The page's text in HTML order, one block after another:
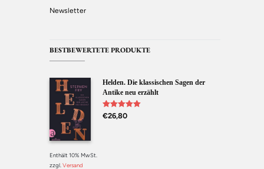
Newsletter
BESTBEWERTETE PRODUKTE
Helden. Die klassischen Sagen der
Antike neu erzählt
Bewertet mit
5.00 von 5
€26,80
Enthält 10% MwSt.
zzgl. Versand